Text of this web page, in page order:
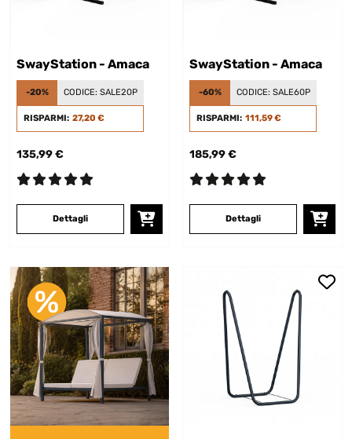
SwayStation - Amaca
-20% CODICE: SALE20P
RISPARMI: 27,20 €
135,99 €
Dettagli
SwayStation - Amaca
-60% CODICE: SALE60P
RISPARMI: 111,59 €
185,99 €
Dettagli